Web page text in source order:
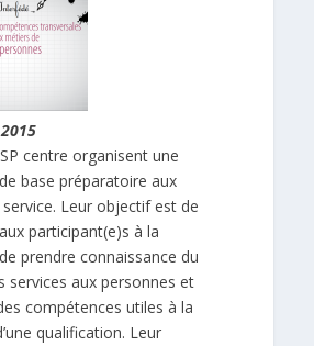
centre organisent une
base préparatoire aux
Leur objectif est de
participant(e)s à la
prendre connaissance du
services aux personnes et
compétences utiles à la
qualification. Leur